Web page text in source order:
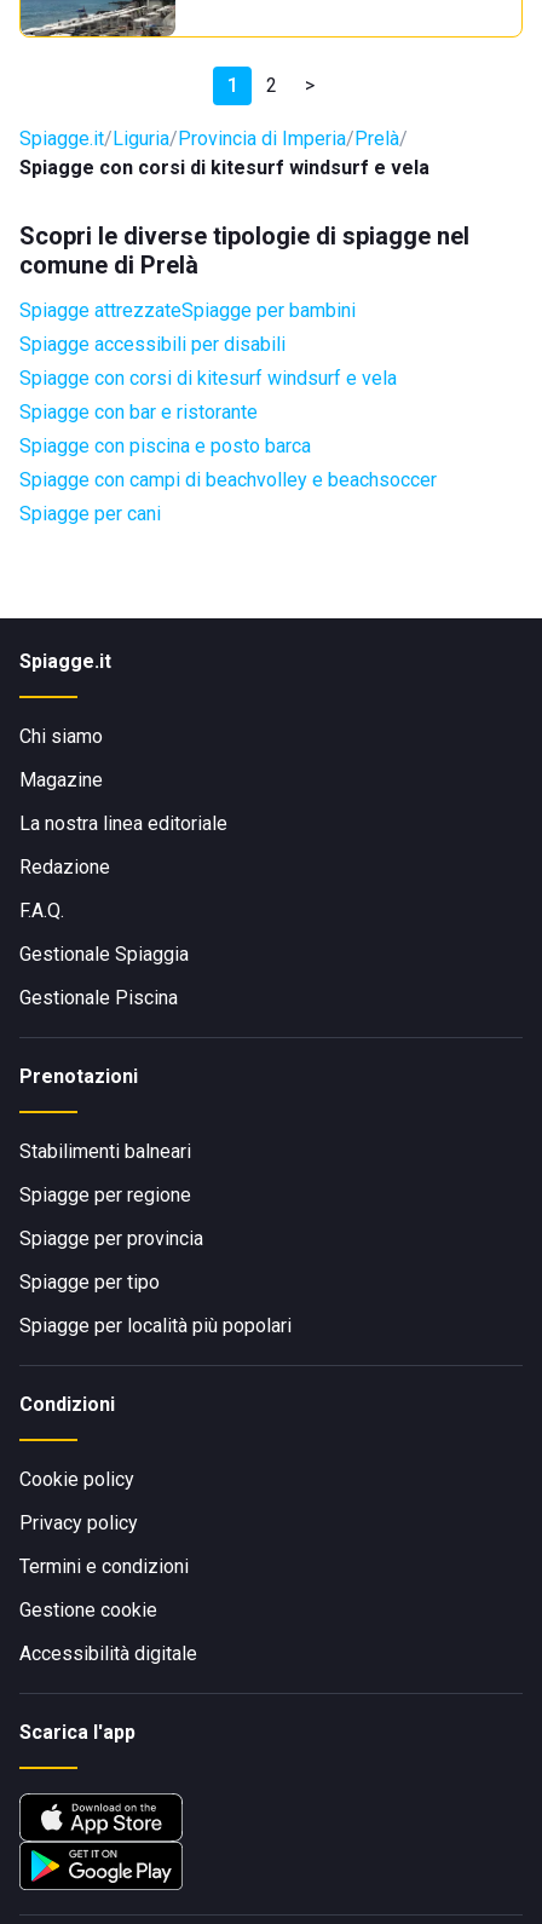
1 2 >
Spiagge.it Liguria Provincia di Imperia Prelà
Spiagge con corsi di kitesurf windsurf e vela
Scopri le diverse tipologie di spiagge nel
comune di Prelà
Spiagge attrezzateSpiagge per bambini
Spiagge accessibili per disabili
Spiagge con corsi di kitesurf windsurf e vela
Spiagge con bar e ristorante
Spiagge con piscina e posto barca
Spiagge con campi di beachvolley e beachsoccer
Spiagge per cani
Spiagge.it
Chi siamo
Magazine
La nostra linea editoriale
Redazione
F.A.Q.
Gestionale Spiaggia
Gestionale Piscina
Prenotazioni
Stabilimenti balneari
Spiagge per regione
Spiagge per provincia
Spiagge per tipo
Spiagge per località più popolari
Condizioni
Cookie policy
Privacy policy
Termini e condizioni
Gestione cookie
Accessibilità digitale
Scarica l'app